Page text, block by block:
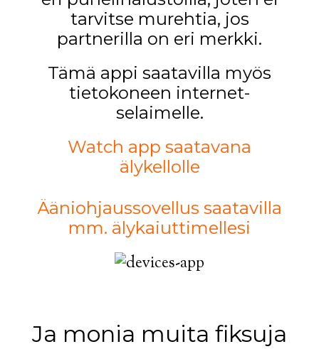
tarvitse murehtia, jos
partnerilla on eri merkki.
Tämä appi saatavilla myös
tietokoneen internet-
selaimelle.
Watch app saatavana
älykellolle
Ääniohjaussovellus saatavilla
mm. älykaiuttimellesi
Ja monia muita fiksuja